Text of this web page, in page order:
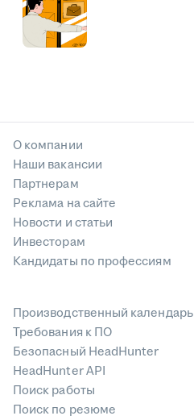
О компании
Наши вакансии
Партнерам
Реклама на сайте
Новости и статьи
Инвесторам
Кандидаты по профессиям
Производственный календарь
Требования к ПО
Безопасный HeadHunter
HeadHunter API
Поиск работы
Поиск по резюме